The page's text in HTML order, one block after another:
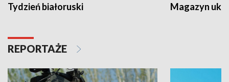
Tydzień białoruski Magazyn
REPORTAŻE